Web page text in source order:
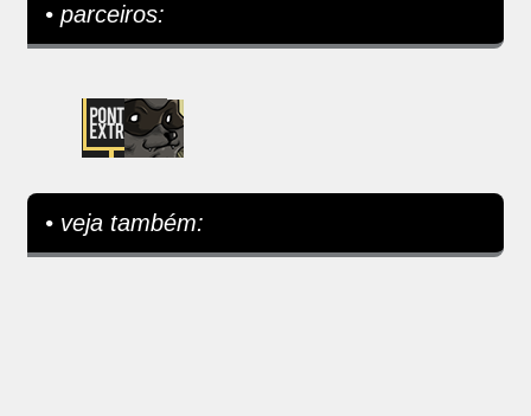
• parceiros:
• veja também: